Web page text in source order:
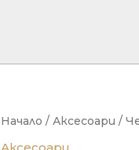
Начало / Аксесоари /